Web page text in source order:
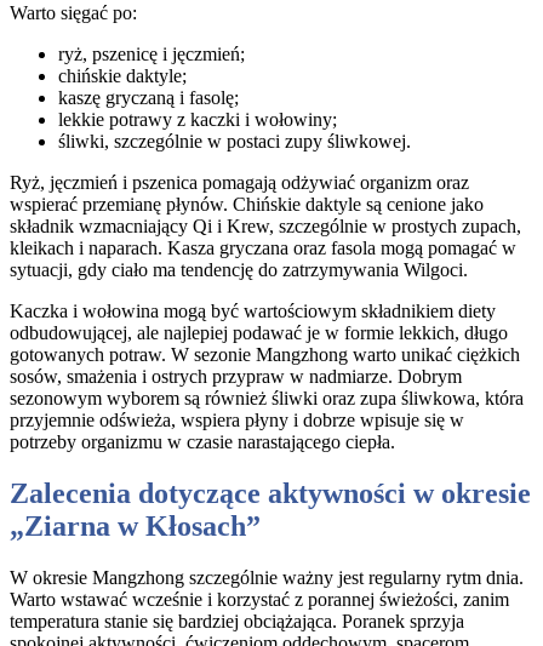
Warto sięgać po:
ryż, pszenicę i jęczmień;
chińskie daktyle;
kaszę gryczaną i fasolę;
lekkie potrawy z kaczki i wołowiny;
śliwki, szczególnie w postaci zupy śliwkowej.
Ryż, jęczmień i pszenica pomagają odżywiać organizm oraz
wspierać przemianę płynów. Chińskie daktyle są cenione jako
składnik wzmacniający Qi i Krew, szczególnie w prostych zupach,
kleikach i naparach. Kasza gryczana oraz fasola mogą pomagać w
sytuacji, gdy ciało ma tendencję do zatrzymywania Wilgoci.
Kaczka i wołowina mogą być wartościowym składnikiem diety
odbudowującej, ale najlepiej podawać je w formie lekkich, długo
gotowanych potraw. W sezonie Mangzhong warto unikać ciężkich
sosów, smażenia i ostrych przypraw w nadmiarze. Dobrym
sezonowym wyborem są również śliwki oraz zupa śliwkowa, która
przyjemnie odświeża, wspiera płyny i dobrze wpisuje się w
potrzeby organizmu w czasie narastającego ciepła.
Zalecenia dotyczące aktywności w okresie
„Ziarna w Kłosach”
W okresie Mangzhong szczególnie ważny jest regularny rytm dnia.
Warto wstawać wcześnie i korzystać z porannej świeżości, zanim
temperatura stanie się bardziej obciążająca. Poranek sprzyja